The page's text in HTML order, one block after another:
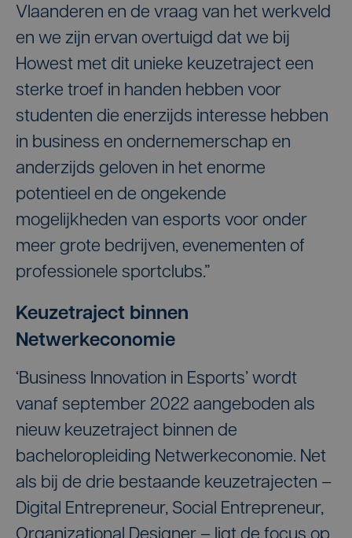
Vlaanderen en de vraag van het werkveld
en we zijn ervan overtuigd dat we bij
Howest met dit unieke keuzetraject een
sterke troef in handen hebben voor
studenten die enerzijds interesse hebben
in business en ondernemerschap en
anderzijds geloven in het enorme
potentieel en de ongekende
mogelijkheden van esports voor onder
meer grote bedrijven, evenementen of
professionele sportclubs.”
Keuzetraject binnen
Netwerkeconomie
‘Business Innovation in Esports’ wordt
vanaf september 2022 aangeboden als
nieuw keuzetraject binnen de
bacheloropleiding Netwerkeconomie. Net
als bij de drie bestaande keuzetrajecten –
Digital Entrepreneur, Social Entrepreneur,